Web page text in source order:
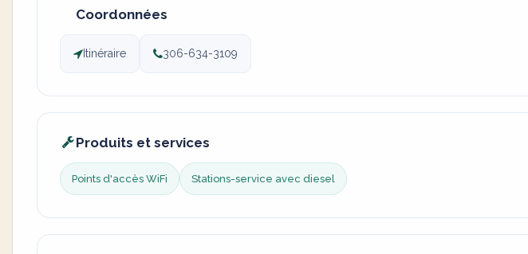
Coordonnées
Itinéraire 306-634-3109
Produits et services
Points d'accès WiFi Stations-service avec diesel